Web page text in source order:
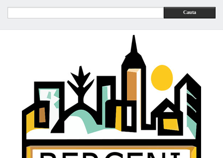
Cauta